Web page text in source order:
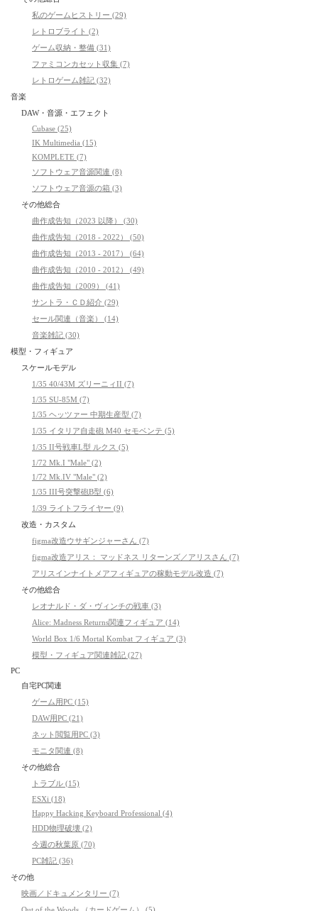
私のゲームヒストリー (29)
レトロブライト (2)
ゲーム収納・整備 (31)
ファミコンカセット収集 (7)
レトロゲーム雑記 (32)
音楽
DAW・音源・エフェクト
Cubase (25)
IK Multimedia (15)
KOMPLETE (7)
ソフトウェア音源関連 (8)
ソフトウェア音源の箱 (3)
その他総合
曲作成告知（2023 以降） (30)
曲作成告知（2018 - 2022） (50)
曲作成告知（2013 - 2017） (64)
曲作成告知（2010 - 2012） (49)
曲作成告知（2009） (41)
サントラ・ＣＤ紹介 (29)
セール関連（音楽） (14)
音楽雑記 (30)
模型・フィギュア
スケールモデル
1/35 40/43M ズリーニィII (7)
1/35 SU-85M (7)
1/35 ヘッツァー 中期生産型 (7)
1/35 イタリア自走砲 M40 セモベンテ (5)
1/35 II号戦車L型 ルクス (5)
1/72 Mk.I "Male" (2)
1/72 Mk.IV "Male" (2)
1/35 III号突撃砲B型 (6)
1/39 ライトフライヤー (9)
改造・カスタム
figma改造ウサギンジャーさん (7)
figma改造アリス： マッドネス リターンズ／アリスさん (7)
アリスインナイトメアフィギュアの稼動モデル改造 (7)
その他総合
レオナルド・ダ・ヴィンチの戦車 (3)
Alice: Madness Returns関連フィギュア (14)
World Box 1/6 Mortal Kombat フィギュア (3)
模型・フィギュア関連雑記 (27)
PC
自宅PC関連
ゲーム用PC (15)
DAW用PC (21)
ネット閲覧用PC (3)
モニタ関連 (8)
その他総合
トラブル (15)
ESXi (18)
Happy Hacking Keyboard Professional (4)
HDD物理破壊 (2)
今週の秋葉原 (70)
PC雑記 (36)
その他
映画／ドキュメンタリー (7)